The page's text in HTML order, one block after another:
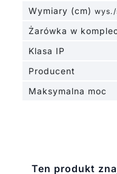
Wymiary (cm) wys./
Żarówka w
Klasa IP
Producent
Maksymalna moc
Ten produkt